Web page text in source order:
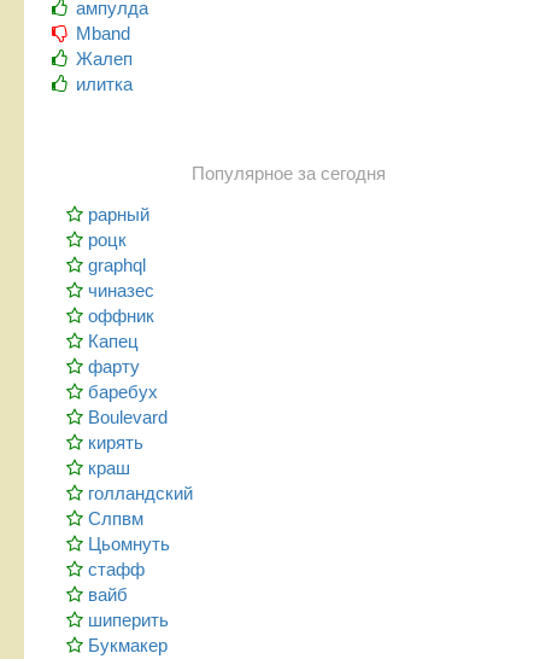
ампулда
Mband
Жалеп
илитка
Популярное за сегодня
рарный
роцк
graphql
чиназес
оффник
Капец
фарту
баребух
Boulevard
кирять
краш
голландский
Слпвм
Цьомнуть
стафф
вайб
шиперить
Букмакер